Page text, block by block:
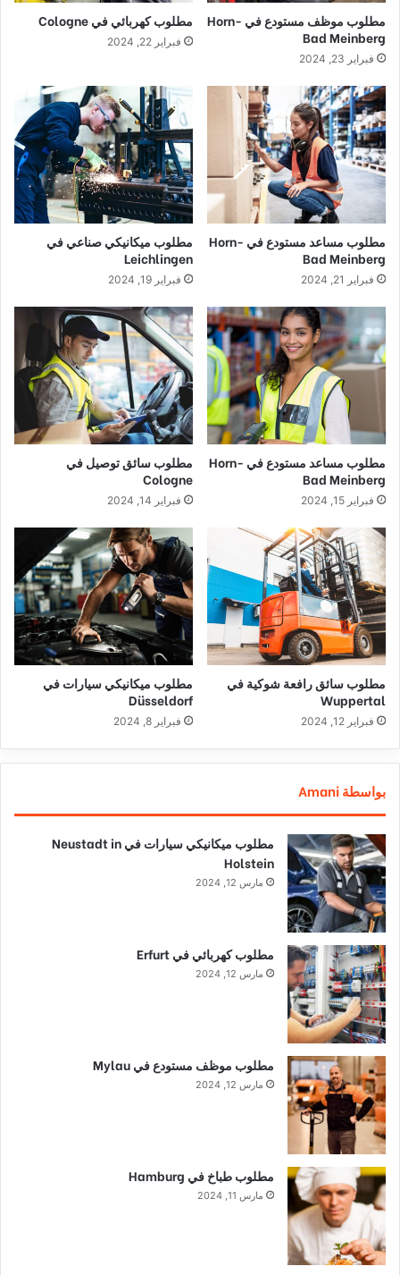
مطلوب موظف مستودع في Horn-
Bad Meinberg
فبراير 23, 2024
مطلوب كهربائي في Cologne
فبراير 22, 2024
مطلوب مساعد مستودع في Horn-
Bad Meinberg
فبراير 21, 2024
مطلوب ميكانيكي صناعي في
Leichlingen
فبراير 19, 2024
مطلوب مساعد مستودع في Horn-
Bad Meinberg
فبراير 15, 2024
مطلوب سائق توصيل في
Cologne
فبراير 14, 2024
مطلوب سائق رافعة شوكية في
Wuppertal
فبراير 12, 2024
مطلوب ميكانيكي سيارات في
Düsseldorf
فبراير 8, 2024
بواسطة Amani
مطلوب ميكانيكي سيارات في Neustadt in
Holstein
مارس 12, 2024
مطلوب كهربائي في Erfurt
مارس 12, 2024
مطلوب موظف مستودع في Mylau
مارس 12, 2024
مطلوب طباخ في Hamburg
مارس 11, 2024